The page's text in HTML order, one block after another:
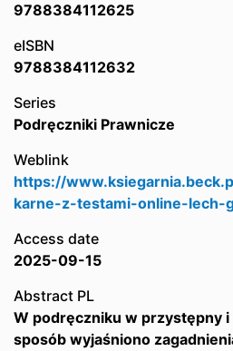
9788384112625
eISBN
9788384112632
Series
Podręczniki Prawnicze
Weblink
https://
karne-z-testami-online-lech-
Access date
2025-09-15
Abstract PL
W podręczniku w przystępny
sposób wyjaśniono